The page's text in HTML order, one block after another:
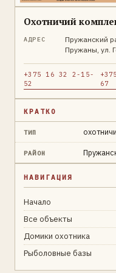
Охотничий
АДРЕС
Пружанский
Пружаны, ул.
+375 16 32 2-15-
52
67
КРАТКО
ТИП
РАЙОН
НАВИГАЦИЯ
Начало
Все объекты
Домики охотника
Рыболовные базы